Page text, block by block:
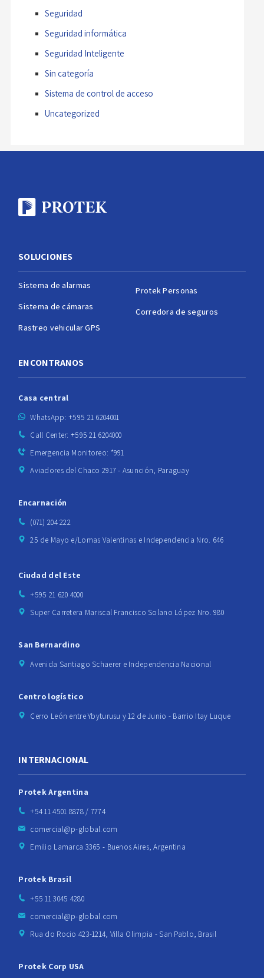
Seguridad
Seguridad informática
Seguridad Inteligente
Sin categoría
Sistema de control de acceso
Uncategorized
SOLUCIONES
Sistema de alarmas
Sistema de cámaras
Rastreo vehicular GPS
Protek Personas
Corredora de seguros
ENCONTRANOS
Casa central
WhatsApp: +595 21 6204001
Call Center: +595 21 6204000
Emergencia Monitoreo: *991
Aviadores del Chaco 2917 - Asunción, Paraguay
Encarnación
(071) 204 222
25 de Mayo e/Lomas Valentinas e Independencia Nro. 646
Ciudad del Este
+595 21 620 4000
Super Carretera Mariscal Francisco Solano López Nro. 980
San Bernardino
Avenida Santiago Schaerer e Independencia Nacional
Centro logístico
Cerro León entre Ybyturusu y 12 de Junio - Barrio Itay Luque
INTERNACIONAL
Protek Argentina
+54 11 4501 8878 / 7774
comercial@p-global.com
Emilio Lamarca 3365 - Buenos Aires, Argentina
Protek Brasil
+55 11 3045 4280
comercial@p-global.com
Rua do Rocio 423-1214, Villa Olimpia - San Pablo, Brasil
Protek Corp USA